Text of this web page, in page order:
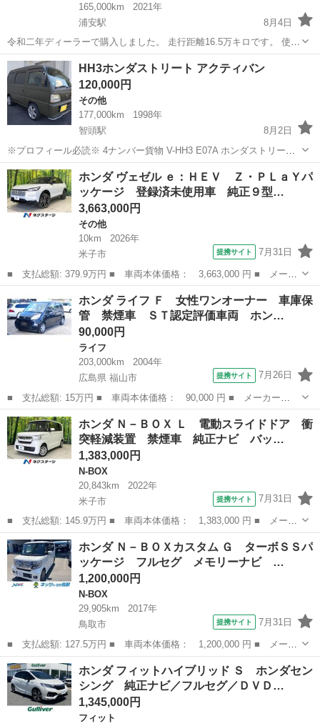
165,000km
2021年
浦安駅
8月4日
令和二年ディーラーで購入しました。 走行距離16.5万キロです。 使用
中の為、距離伸びますが早いもの勝ちです。
鳥取 東伯郡 フリード フリードハイブリッド
HH3ホンダストリート アクティバン
120,000円
その他
177,000km
1998年
智頭駅
8月2日
※プロフィール必読※ 4ナンバー貨物 V-HH3 E07A ホンダストリート
アクティストリート 3AT 2WD エアコン パワステ 12万km時タイミン
グベルト交換記録あり つや消し全塗装 車内・車外とも全体的に...
鳥取 八頭郡 智頭駅 その他
ホンダ ヴェゼル ｅ：ＨＥＶ Ｚ・ＰＬａＹパ
ッケージ 登録済未使用車 純正９型…
3,663,000円
その他
10km
2026年
米子市
提携サイト 7月31日
■ 支払総額: 379.9万円 ■ 車両本体価格： 3,663,000 円 ■ メーカ
ー名： ホンダ ■ 車種名： ヴェゼル ■ グレード名： ｅ：ＨＥ
Ｖ Ｚ・ＰＬａＹパッケージ 登録済未使用車 純正９型ナビ 全周
囲カメラ...
その他
ホンダ ライフ Ｆ 女性ワンオーナー 車庫保
管 禁煙車 ＳＴ認定評価車両 ホン…
90,000円
ライフ
203,000km
2004年
広島県 福山市
提携サイト 7月26日
■ 支払総額: 15万円 ■ 車両本体価格： 90,000 円 ■ メーカー
名： ホンダ ■ 車種名： ライフ ■ グレード名： Ｆ 女性ワン
オーナー 車庫保管 禁煙車 ＳＴ認定評価車両 ホンダ正規ディー
ラー認定車 ホンダ...
広島 福山市 ライフ
ホンダ Ｎ－ＢＯＸ Ｌ 電動スライドドア 衝
突軽減装置 禁煙車 純正ナビ バッ…
1,383,000円
N-BOX
20,843km
2022年
米子市
提携サイト 7月31日
■ 支払総額: 145.9万円 ■ 車両本体価格： 1,383,000 円 ■ メーカ
ー名： ホンダ ■ 車種名： Ｎ－ＢＯＸ ■ グレード名： Ｌ 電
動スライドドア 衝突軽減装置 禁煙車 純正ナビ バックカメラ
レーダー...
鳥取 米子市 N-BOX
ホンダ Ｎ－ＢＯＸカスタム Ｇ ターボＳＳパ
ッケージ フルセグ メモリーナビ …
1,200,000円
N-BOX
29,905km
2017年
鳥取市
提携サイト 7月31日
■ 支払総額: 127.5万円 ■ 車両本体価格： 1,200,000 円 ■ メーカ
ー名： ホンダ ■ 車種名： Ｎ－ＢＯＸカスタム ■ グレード
名： Ｇ ターボＳＳパッケージ フルセグ メモリーナビ ＤＶＤ
再生 バック...
鳥取 鳥取市 N-BOX
ホンダ フィットハイブリッド Ｓ ホンダセン
シング 純正ナビ／フルセグ／ＤＶＤ…
1,345,000円
フィット